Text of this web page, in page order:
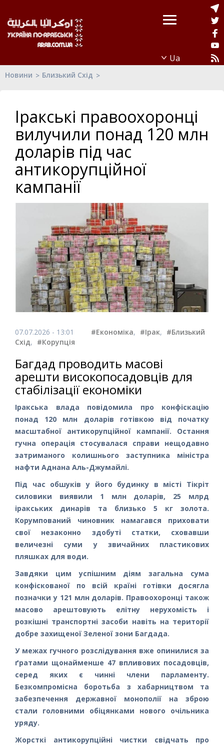
Новини Близький Схід
Іракські правоохоронці
вилучили понад 120 млн
доларів під час
антикорупційної
кампанії
07.07.2026 - 13:01 #Економіка, #Ірак, #Близький
Схід, #Корупція
Багдад проводить масові
арешти високопосадовців для
стабілізації економіки
Іракська влада повідомила про конфіскацію
понад 120 млн доларів готівкою від початку
масштабної антикорупційної кампанії. Остання
гучна операція стосувалася справи нещодавно
затриманого колишнього заступника міністра
нафти Аднана Аль-Джумайлі.
Під час обшуків у його будинку в місті Тікріт
силовики виявили 1 млн доларів, 25 млрд
іракських динарів та близько 5 кг золота.
Корумпований чиновник намагався приховати
свої незаконно здобуті статки, сховавши
величезні суми у звичайних пластикових
пляшках для води.
Завдяки цим успішним діям загальна сума
конфіскованої по всій країні готівки досягла
позначки у 121 млн доларів. Правоохоронці також
масово арештовують елітну нерухомість і
розкішні транспортні засоби навіть на території
добре захищеної Зеленої зони Багдада.
У межах гучного розслідування вже опинилися за
ґратами щонайменше 47 впливових посадовців,
серед яких є чинні члени парламенту.
Безкомпромісна боротьба з хабарництвом та
забезпечення державної монополії на зброю
стали головними обіцянками нового очільника
уряду.
Жорсткі антикорупційні чистки свідчать про